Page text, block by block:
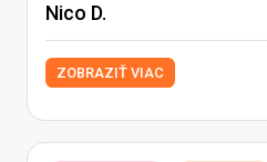
Nico D.
ZOBRAZIŤ VIAC